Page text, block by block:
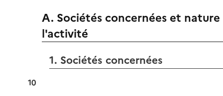
A. Sociétés concernées et
l'activité
1. Sociétés concernées
10